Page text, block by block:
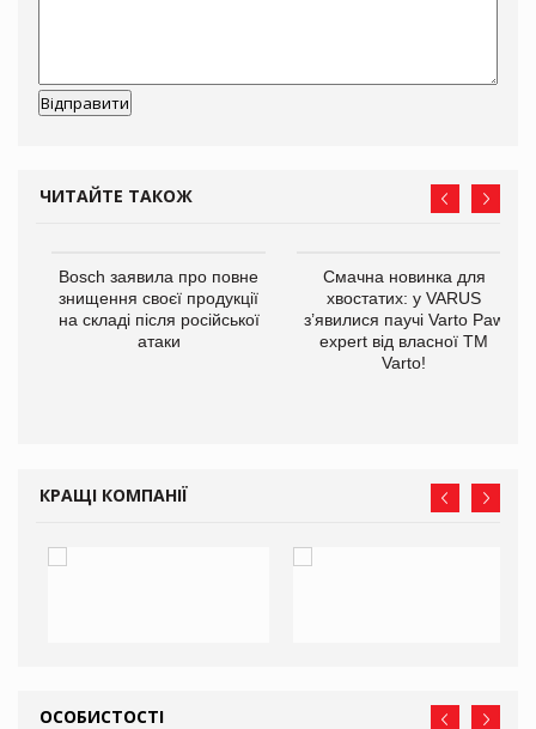
ЧИТАЙТЕ ТАКОЖ
Bosch заявила про повне
знищення своєї продукції
на складі після російської
атаки
Смачна новинка для
хвостатих: у VARUS
з’явилися паучі Varto Paw
expert від власної ТМ
Varto!
КРАЩІ КОМПАНІЇ
ОСОБИСТОСТІ